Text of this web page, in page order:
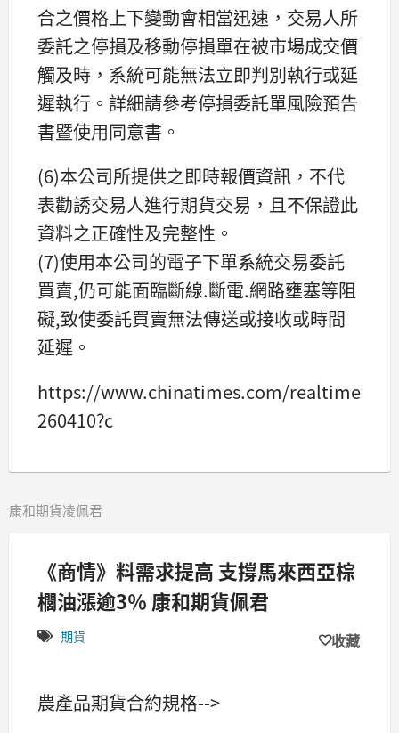
合之價格上下變動會相當迅速，交易人所
委託之停損及移動停損單在被市場成交價
觸及時，系統可能無法立即判別執行或延
遲執行。詳細請參考停損委託單風險預告
書暨使用同意書。
(6)本公司所提供之即時報價資訊，不代
表勸誘交易人進行期貨交易，且不保證此
資料之正確性及完整性。
(7)使用本公司的電子下單系統交易委託
買賣,仍可能面臨斷線.斷電.網路壅塞等阻
礙,致使委託買賣無法傳送或接收或時間
延遲。
https://www.chinatimes.com/
260410?c
康和期貨凌佩君
《商情》料需求提高 支撐馬來西亞棕
櫚油漲逾3％ 康和期貨佩君
期貨 收藏
農產品期貨合約規格-->